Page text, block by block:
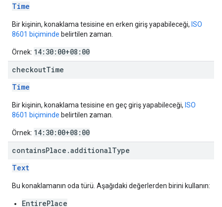
Time
Bir kişinin, konaklama tesisine en erken giriş yapabileceği, ISO
8601 biçiminde belirtilen zaman.
Örnek: 14:30:00+08:00
checkoutTime
Time
Bir kişinin, konaklama tesisine en geç giriş yapabileceği, ISO
8601 biçiminde belirtilen zaman.
Örnek: 14:30:00+08:00
containsPlace .additionalType
Text
Bu konaklamanın oda türü. Aşağıdaki değerlerden birini kullanın:
EntirePlace